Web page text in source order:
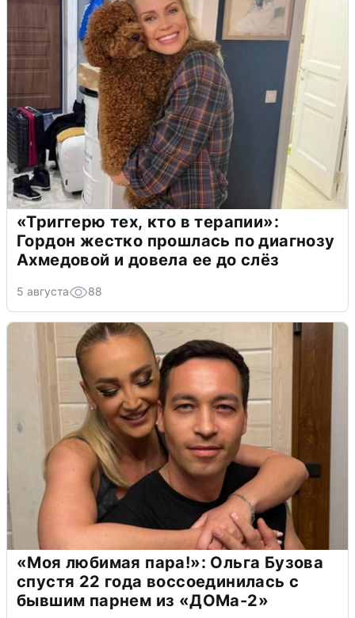
«Триггерю тех, кто в терапии»:
Гордон жестко прошлась по диагнозу
Ахмедовой и довела ее до слёз
5 августа 88
«Моя любимая пара!»: Ольга Бузова
спустя 22 года воссоединилась с
бывшим парнем из «ДОМа-2»